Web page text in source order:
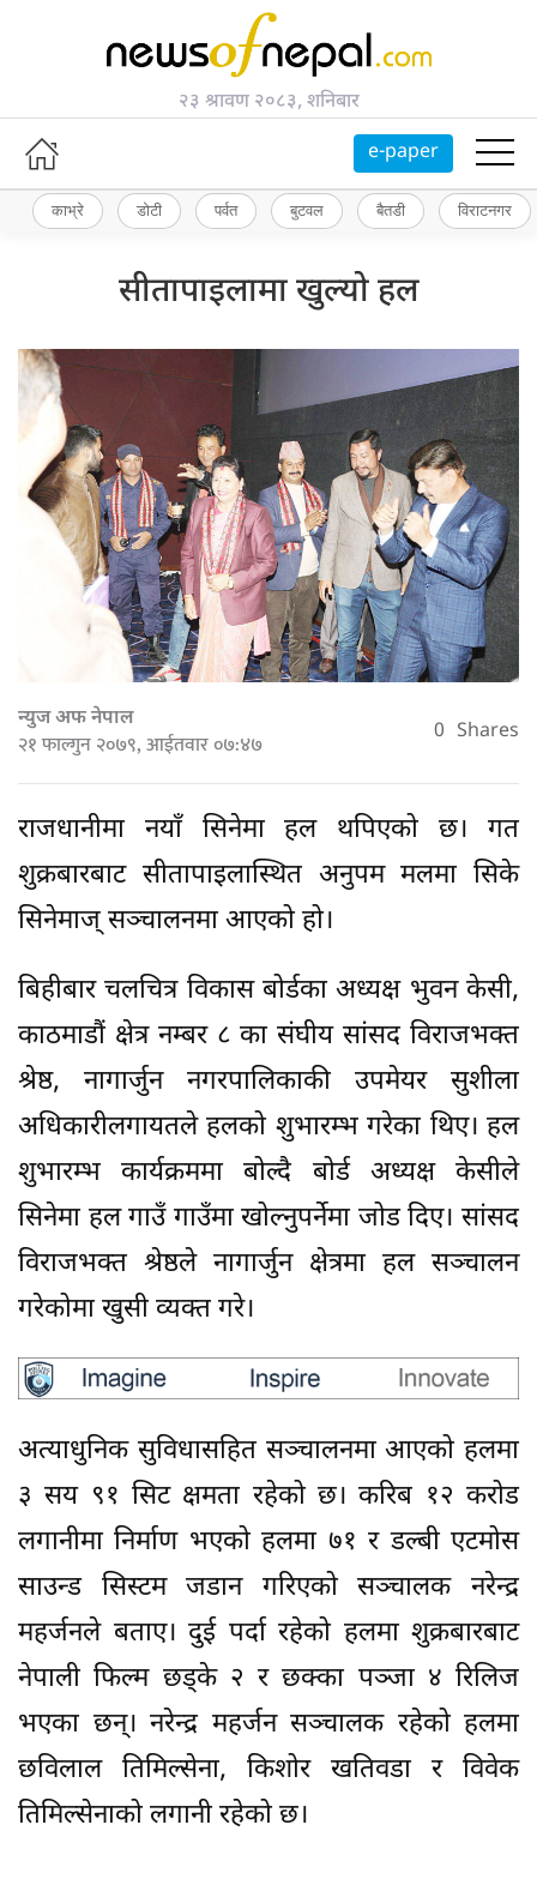
२३ श्रावण २०८३, शनिबार
e-paper
काभ्रे डोटी पर्वत बुटवल बैतडी विराटनगर
सीतापाइलामा खुल्यो हल
न्युज अफ नेपाल
२१ फाल्गुन २०७९, आईतवार ०७:४७ 0 Shares
राजधानीमा नयाँ सिनेमा हल थपिएको छ। गत
शुक्रबारबाट सीतापाइलास्थित अनुपम मलमा सिके
सिनेमाज् सञ्चालनमा आएको हो।
बिहीबार चलचित्र विकास बोर्डका अध्यक्ष भुवन केसी,
काठमाडौं क्षेत्र नम्बर ८ का संघीय सांसद विराजभक्त
श्रेष्ठ, नागार्जुन नगरपालिकाकी उपमेयर सुशीला
अधिकारीलगायतले हलको शुभारम्भ गरेका थिए। हल
शुभारम्भ कार्यक्रममा बोल्दै बोर्ड अध्यक्ष केसीले
सिनेमा हल गाउँ गाउँमा खोल्नुपर्नेमा जोड दिए। सांसद
विराजभक्त श्रेष्ठले नागार्जुन क्षेत्रमा हल सञ्चालन
गरेकोमा खुसी व्यक्त गरे।
अत्याधुनिक सुविधासहित सञ्चालनमा आएको हलमा
३ सय ९१ सिट क्षमता रहेको छ। करिब १२ करोड
लगानीमा निर्माण भएको हलमा ७१ र डल्बी एटमोस
साउन्ड सिस्टम जडान गरिएको सञ्चालक नरेन्द्र
महर्जनले बताए। दुई पर्दा रहेको हलमा शुक्रबारबाट
नेपाली फिल्म छड्के २ र छक्का पञ्जा ४ रिलिज
भएका छन्। नरेन्द्र महर्जन सञ्चालक रहेको हलमा
छविलाल तिमिल्सेना, किशोर खतिवडा र विवेक
तिमिल्सेनाको लगानी रहेको छ।